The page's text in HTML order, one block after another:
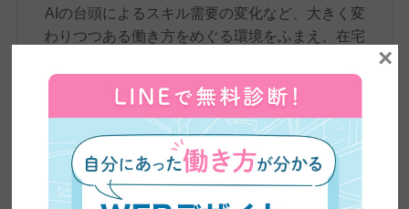
AIの台頭によるスキル需要の変化など、大きく変
わりつつある働き方をめぐる環境をふまえ、在宅
ザインやWEBライティングなどのリスキリングま
で、これからの時代に必要な情報をわかりやす
く、かつ専門的に発信しています。記事は、自社
の現役クリエイターの知見をもとに制作。未経験
から転職・フリーランスへの転身を果たした4,500
名超の卒業生の実体験や、実際のインタビューも
×